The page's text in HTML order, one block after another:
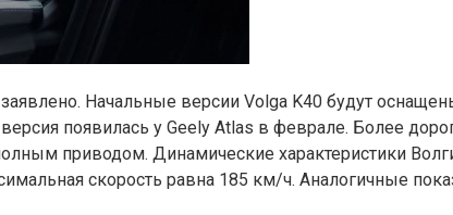
Начальные версии Volga K40 будут
появилась у Geely Atlas в феврале. Более
приводом. Динамические характеристики
скорость равна 185 км/ч. Аналогичные